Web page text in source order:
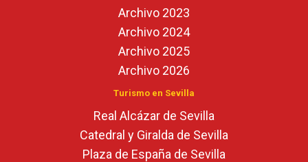
Archivo 2023
Archivo 2024
Archivo 2025
Archivo 2026
Turismo en Sevilla
Real Alcázar de Sevilla
Catedral y Giralda de Sevilla
Plaza de España de Sevilla